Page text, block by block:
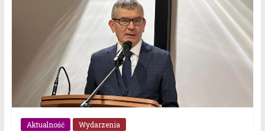
Aktualność Wydarzenia